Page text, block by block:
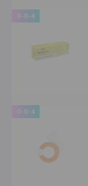
0-0-4
0-0-4